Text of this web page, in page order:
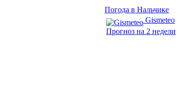
Погода в Нальчике
Gismeteo
Прогноз на 2 недели